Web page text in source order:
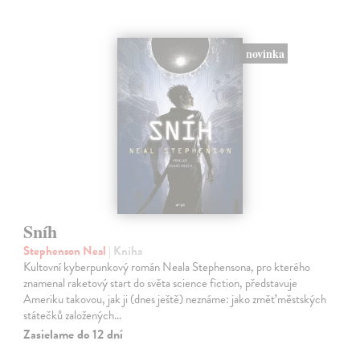
novinka
Sníh
Stephenson Neal | Kniha
Kultovní kyberpunkový román Neala Stephensona, pro kterého
znamenal raketový start do světa science fiction, představuje
Ameriku takovou, jak ji (dnes ještě) neznáme: jako změť městských
státečků založených…
Zasielame do 12 dní